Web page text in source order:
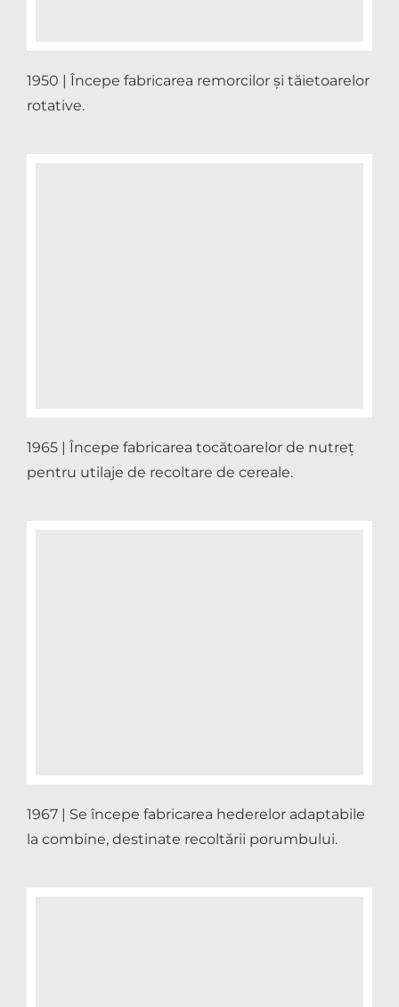
1950 | Începe fabricarea remorcilor și tăietoarelor
rotative.
1965 | Începe fabricarea tocătoarelor de nutreț
pentru utilaje de recoltare de cereale.
1967 | Se începe fabricarea hederelor adaptabile
la combine, destinate recoltării porumbului.